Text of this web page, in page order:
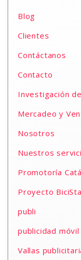
Blog
Clientes
Contáctanos
Contacto
Investigación
Mercadeo y
Nosotros
Nuestros
Promotoría
Proyecto
publi
publicidad
Vallas